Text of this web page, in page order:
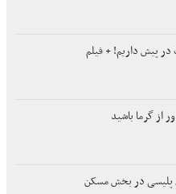
در پیش داریم! + فیلم
از گرما باشید
پلیسی در بخش مسکن